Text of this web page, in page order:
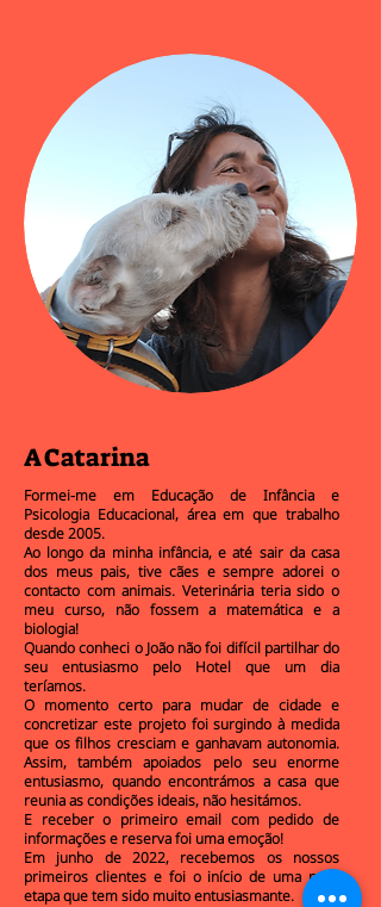
A Catarina
Formei-me em Educação de Infância e
Psicologia Educacional, área em que trabalho
desde 2005.
Ao longo da minha infância, e até sair da casa
dos meus pais, tive cães e sempre adorei o
contacto com animais. Veterinária teria sido o
meu curso, não fossem a matemática e a
biologia!
Quando conheci o João não foi difícil partilhar do
seu entusiasmo pelo Hotel que um dia
teríamos.
O momento certo para mudar de cidade e
concretizar este projeto foi surgindo à medida
que os filhos cresciam e ganhavam autonomia.
Assim, também apoiados pelo seu enorme
entusiasmo, quando encontrámos a casa que
reunia as condições ideais, não hesitámos.
E receber o primeiro email com pedido de
informações e reserva foi uma emoção!
Em junho de 2022, recebemos os nossos
primeiros clientes e foi o início de uma nova
etapa que tem sido muito entusiasmante.